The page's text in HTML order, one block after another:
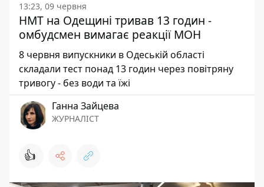
13:23, 09 червня
НМТ на Одещині тривав 13 годин -
омбудсмен вимагає реакції МОН
8 червня випускники в Одеській області
складали тест понад 13 годин через повітряну
тривогу - без води та їжі
Ганна Зайцева
ЖУРНАЛІСТ
👍